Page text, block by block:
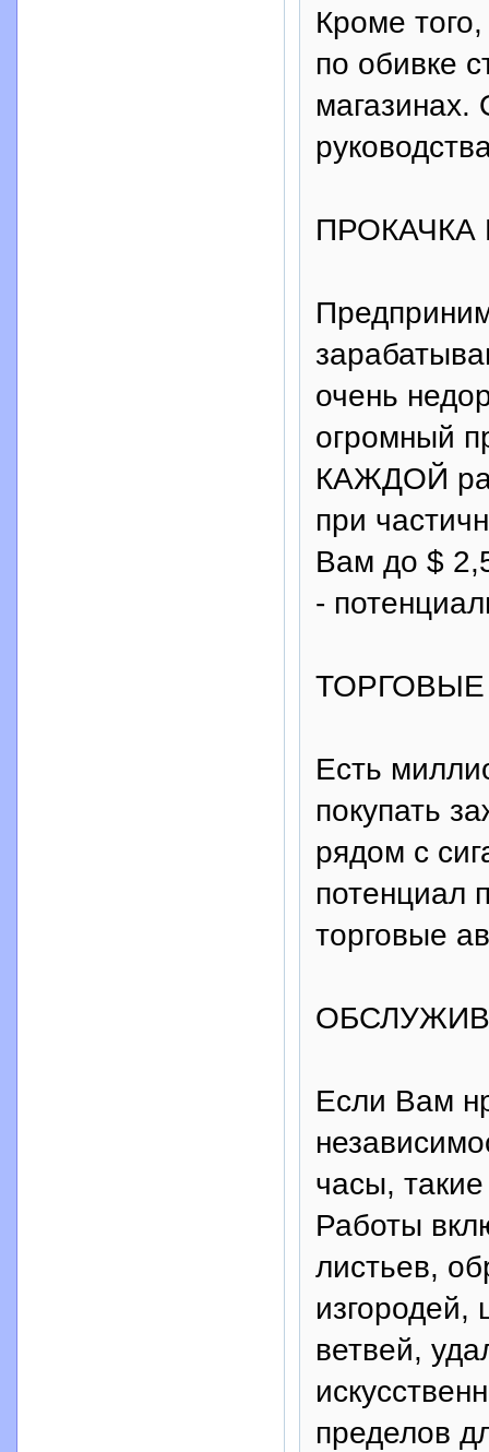
Кроме
по обивке
магазинах.
очень
огромный
КАЖДОЙ
при
Вам до $
-
Есть
покупать
рядом с
потенциал
торговые
Если Вам
часы,
Работы
листьев,
изгородей,
ветвей,
пределов